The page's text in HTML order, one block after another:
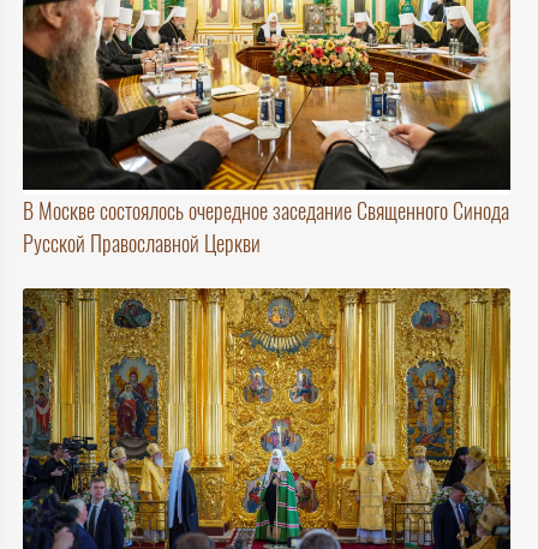
В Москве состоялось очередное заседание Священного Синода
Русской Православной Церкви